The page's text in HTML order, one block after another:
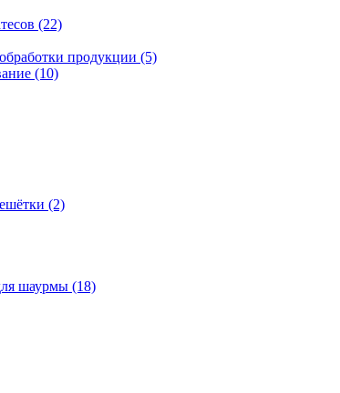
(22)
продукции (5)
(10)
(2)
шаурмы (18)